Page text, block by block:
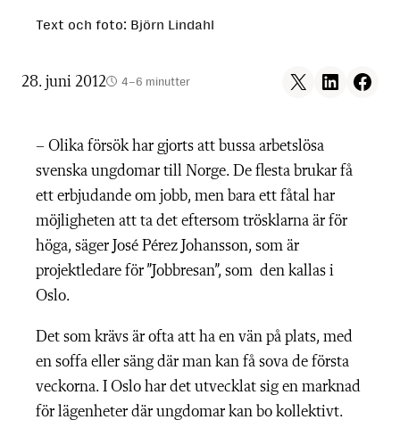
Text och foto: Björn Lindahl
28. juni 2012 4–6 minutter Share on X Share on LinkedIn
Share on
– Olika försök har gjorts att bussa arbetslösa
svenska ungdomar till Norge. De flesta brukar få
ett erbjudande om jobb, men bara ett fåtal har
möjligheten att ta det eftersom trösklarna är för
höga, säger José Pérez Johansson, som är
projektledare för ”Jobbresan”, som den kallas i
Oslo.
Det som krävs är ofta att ha en vän på plats, med
en soffa eller säng där man kan få sova de första
veckorna. I Oslo har det utvecklat sig en marknad
för lägenheter där ungdomar kan bo kollektivt.